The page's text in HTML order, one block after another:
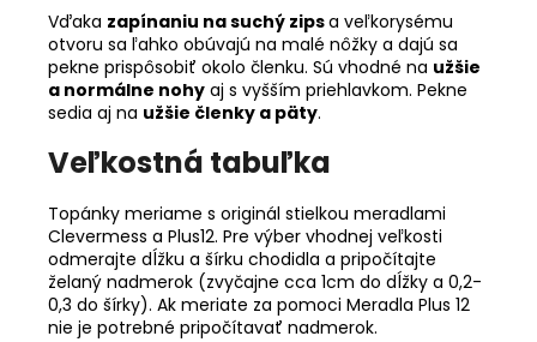
Vďaka zapínaniu na suchý zipsa veľkorysému
otvoru sa ľahko obúvajú na malé nôžky a dajú sa
pekne prispôsobiť okolo členku. Sú vhodné na užšie
a normálne nohy aj s vyšším priehlavkom. Pekne
sedia aj na užšie členky a päty.
Veľkostná tabuľka
Topánky meriame s originál stielkou meradlami
Clevermess a Plus12. Pre výber vhodnej veľkosti
odmerajte dĺžku a šírku chodidla a pripočítajte
želaný nadmerok (zvyčajne cca 1cm do dĺžky a 0,2-
0,3 do šírky). Ak meriate za pomoci Meradla Plus 12
nie je potrebné pripočítavať nadmerok.